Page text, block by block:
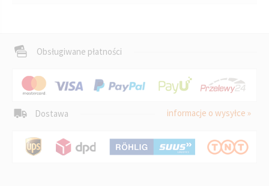
Obsługiwane płatności
Dostawa informacje o wysyłce »